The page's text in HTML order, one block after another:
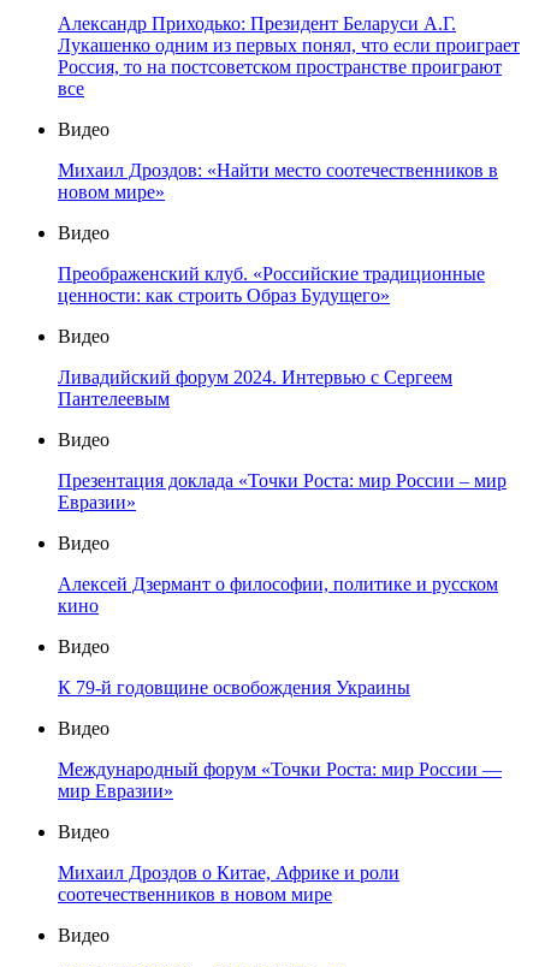
Александр Приходько: Президент Беларуси А.Г.
Лукашенко одним из первых понял, что если проиграет
Россия, то на постсоветском пространстве проиграют
все
Видео
Михаил Дроздов: «Найти место соотечественников в
новом мире»
Видео
Преображенский клуб. «Российские традиционные
ценности: как строить Образ Будущего»
Видео
Ливадийский форум 2024. Интервью с Сергеем
Пантелеевым
Видео
Презентация доклада «Точки Роста: мир России – мир
Евразии»
Видео
Алексей Дзермант о философии, политике и русском
кино
Видео
К 79-й годовщине освобождения Украины
Видео
Международный форум «Точки Роста: мир России —
мир Евразии»
Видео
Михаил Дроздов о Китае, Африке и роли
соотечественников в новом мире
Видео